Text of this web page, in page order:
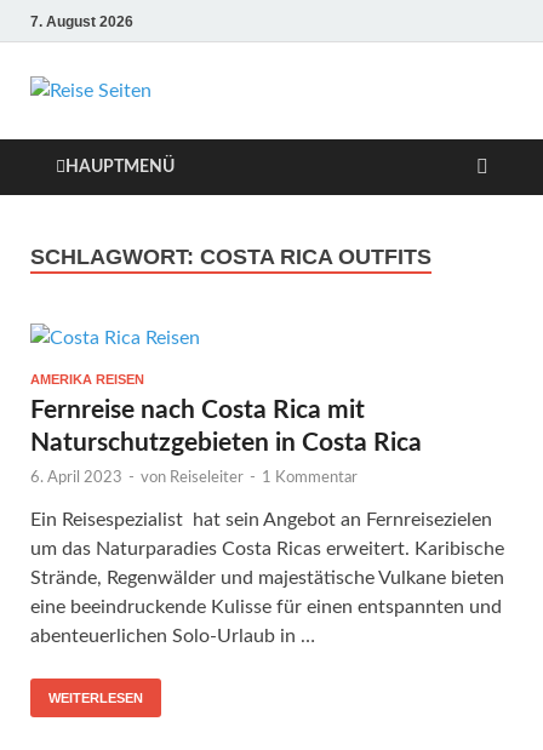
7. August 2026
Die besten Reise-
Webseiten für
Ihre perfekte
Reiseplanung
HAUPTMENÜ
SCHLAGWORT: COSTA RICA OUTFITS
AMERIKA REISEN
Fernreise nach Costa Rica mit
Naturschutzgebieten in Costa Rica
6. April 2023 - von Reiseleiter - 1 Kommentar
Ein Reisespezialist hat sein Angebot an Fernreisezielen
um das Naturparadies Costa Ricas erweitert. Karibische
Strände, Regenwälder und majestätische Vulkane bieten
eine beeindruckende Kulisse für einen entspannten und
abenteuerlichen Solo-Urlaub in …
WEITERLESEN